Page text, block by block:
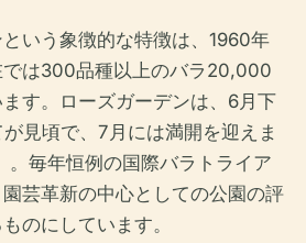
いう象徴的な特徴は、1960年
は300品種以上のバラ20,000
す。ローズガーデンは、6月下
見頃で、7月には満開を迎えま
。毎年恒例の国際バラトライア
芸革新の中心としての公園の評
のにしています。